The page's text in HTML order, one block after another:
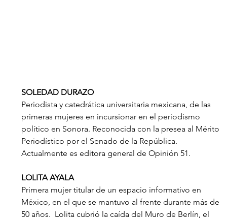
SOLEDAD DURAZO
Periodista y catedrática universitaria mexicana, de las
primeras mujeres en incursionar en el periodismo
político en Sonora. Reconocida con la presea al Mérito
Periodístico por el Senado de la República.
Actualmente es editora general de Opinión 51.
LOLITA AYALA
Primera mujer titular de un espacio informativo en
México, en el que se mantuvo al frente durante más de
50 años.  Lolita cubrió la caída del Muro de Berlín, el